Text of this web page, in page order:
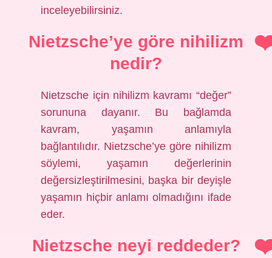
inceleyebilirsiniz.
Nietzsche’ye göre nihilizm
nedir?
Nietzsche için nihilizm kavramı “değer”
sorununa dayanır. Bu bağlamda
kavram, yaşamın anlamıyla
bağlantılıdır. Nietzsche’ye göre nihilizm
söylemi, yaşamın değerlerinin
değersizleştirilmesini, başka bir deyişle
yaşamın hiçbir anlamı olmadığını ifade
eder.
Nietzsche neyi reddeder?